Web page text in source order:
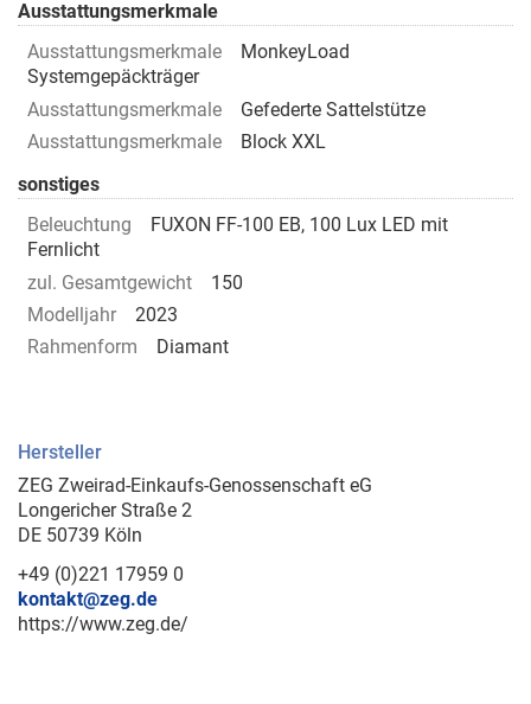
Ausstattungsmerkmale
Ausstattungsmerkmale
MonkeyLoad
Systemgepäckträger
Ausstattungsmerkmale
Gefederte Sattelstütze
Ausstattungsmerkmale
Block XXL
sonstiges
Beleuchtung
FUXON FF-100 EB, 100 Lux LED mit
Fernlicht
zul. Gesamtgewicht
150
Modelljahr
2023
Rahmenform
Diamant
Hersteller
ZEG Zweirad-Einkaufs-Genossenschaft eG
Longericher Straße 2
DE 50739 Köln
+49 (0)221 17959 0
kontakt@zeg.de
https://www.zeg.de/